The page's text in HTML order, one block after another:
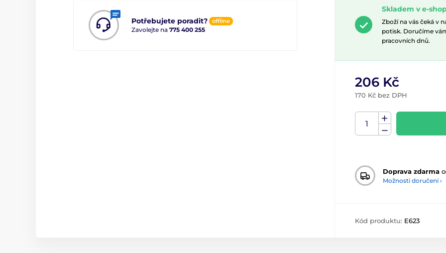
Potřebujete poradit? offline
Zavolejte na 775 400 255
Skladem v e-
Zboží na vás čeká v
potisk. Doručíme
pracovních dnů.
206 Kč
170 Kč bez DPH
Doprava zdarma
Možnosti doručení ›
Kód produktu: E623